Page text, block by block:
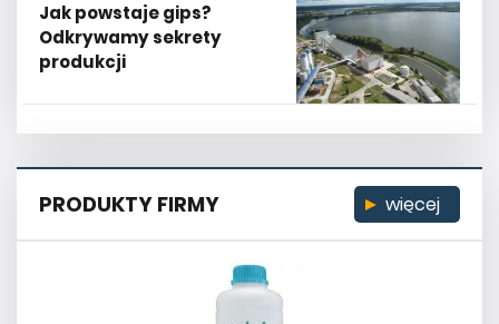
Jak powstaje gips?
Odkrywamy sekrety
produkcji
PRODUKTY FIRMY więcej